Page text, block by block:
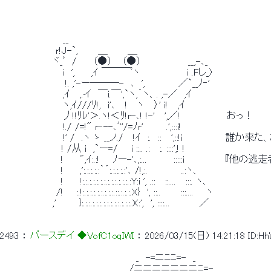
r!J-`,　　　＿　　　＿
ヾ_ﾞ　/　　 （●）　 （●）　　　　　　　__,-､_
i　',　 　,ｲ ￣￣￣ﾞヽ　　　　　　　i .Fし_)
!. ,'-ー―――-　､　',　　　　　／`__ﾉ‐'
,ｲ　 ,.イ　￣i.￣',`ヽ,｀ヽ、. ,-／　,ｲ
ヽ,ｲ///ﾘ!,　i'､　 !　 ヽ　 〉' i!　 ,ｲ
丿!!ﾘﾚ'＞.ヽ!＜ﾘ!r-､! !-'　 ',／!　　　　　　　おっ！
!./ /=!" r‐--､ﾞ''/=ﾉr'　　 　.',:::i!
!' /　.ヽ ゝ __ノ./　 !ｲ　:.　::　 ',::!i　　　　　　 誰か来た
! /从 i　,`ー=/　　i ::.. .:　 :. ::::',! !
! 　　",ｲ:.:!　　ﾉー-'､,:...　　　　:::::i　　　　　　『他の逃走
!　　 ,':.:.:.:.:｀´:.:.:.:.:'､ /!,:.　　　　　..:ヽ、
!　　 !:.:.:.:.:.:.:.:.:.:.:.:.:.:Y:i ', .::　 ::....　 :::. ヽ、
/!　　:.!:.:.:.:.:.:.:.:.:.::.:.:.:.X}　', ::..　　　:::.... 　 ヽ
,'　　　 }:.:.:.:.:.:.:.:.:.:.:.:.:.:.X:',　', ::::...　　　　 ／
2493 ： バースデイ ◆VofC1oqIWI ： 2026/03/15(日) 14:21:18
_　-=ニﾆﾆ=-　_
/ニニニニニニニﾆ=- _